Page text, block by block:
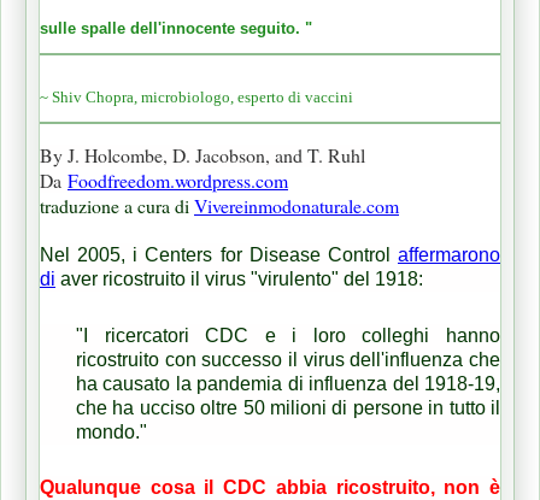
sulle spalle dell'innocente seguito. "
~ Shiv Chopra, microbiologo, esperto di vaccini
By J. Holcombe, D. Jacobson, and T. Ruhl
Da Foodfreedom.wordpress.com
traduzione a cura di Vivereinmodonaturale.com
Nel 2005, i Centers for Disease Control affermarono
di aver ricostruito il virus "virulento" del 1918:
"I ricercatori CDC e i loro colleghi hanno
ricostruito con successo il virus dell'influenza che
ha causato la pandemia di influenza del 1918-19,
che ha ucciso oltre 50 milioni di persone in tutto il
mondo."
Qualunque cosa il CDC abbia ricostruito, non è